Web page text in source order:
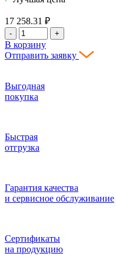
17 258.31 ₽
- +
В корзину
Отправить заявку
Выгодная
покупка
Быстрая
отгрузка
Гарантия качества
и сервисное обслуживание
Сертификаты
на продукцию